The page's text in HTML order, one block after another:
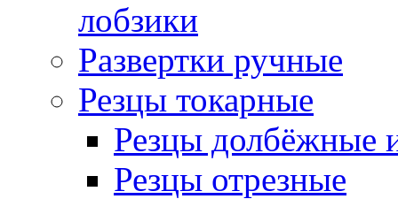
лобзики
Развертки ручные
Резцы токарные
Резцы долбёжные
Резцы отрезные